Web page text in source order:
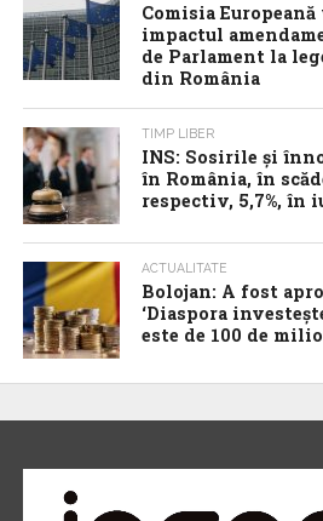
Comisia
impactul
de Parlament la
din România
TIMP LIBER
INS: Sosirile și
în România, în
respectiv, 5,7%, în
ACTUALITATE
Bolojan: A fost
‘Diaspora
este de 100 de